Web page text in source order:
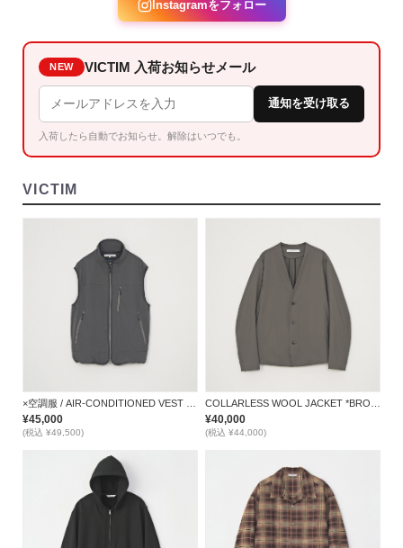
Instagramをフォロー
NEW VICTIM 入荷お知らせメール
通知を受け取る
入荷したら自動でお知らせ。解除はいつでも。
VICTIM
×空調服 / AIR-CONDITIONED VEST *GRAY*
¥45,000
(税込 ¥49,500)
COLLARLESS WOOL JACKET *BROWN*
¥40,000
(税込 ¥44,000)